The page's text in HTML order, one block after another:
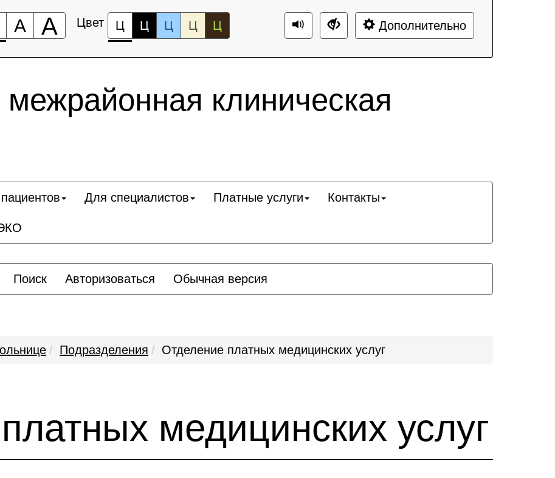
А А Цвет Ц Ц Ц Ц Ц Дополнительно
межрайонная клиническая
Для специалистов Платные услуги Контакты
Поиск Авторизоваться Обычная версия
Подразделения Отделение платных медицинских услуг
медицинских услуг